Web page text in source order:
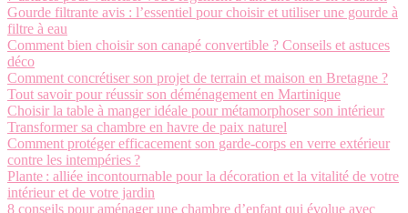
Gourde filtrante avis : l’essentiel pour choisir et utiliser une gourde à
filtre à eau
Comment bien choisir son canapé convertible ? Conseils et astuces
déco
Comment concrétiser son projet de terrain et maison en Bretagne ?
Tout savoir pour réussir son déménagement en Martinique
Choisir la table à manger idéale pour métamorphoser son intérieur
Transformer sa chambre en havre de paix naturel
Comment protéger efficacement son garde-corps en verre extérieur
contre les intempéries ?
Plante : alliée incontournable pour la décoration et la vitalité de votre
intérieur et de votre jardin
8 conseils pour aménager une chambre d’enfant qui évolue avec